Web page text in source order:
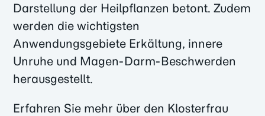
Darstellung der Heilpflanzen betont. Zudem
werden die wichtigsten
Anwendungsgebiete Erkältung, innere
Unruhe und Magen-Darm-Beschwerden
herausgestellt.
Erfahren Sie mehr über den Klosterfrau